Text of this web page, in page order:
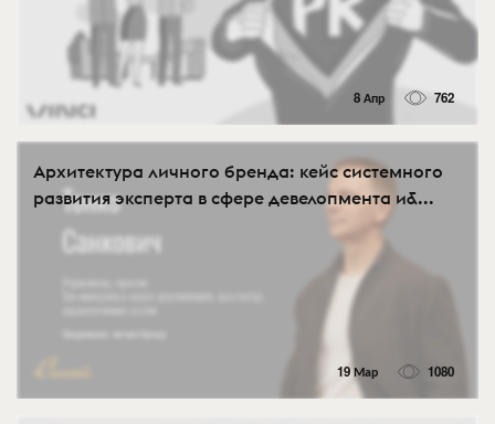
8 Апр 762
Архитектура личного бренда: кейс системного
развития эксперта в сфере девелопмента и&...
19 Мар 1080